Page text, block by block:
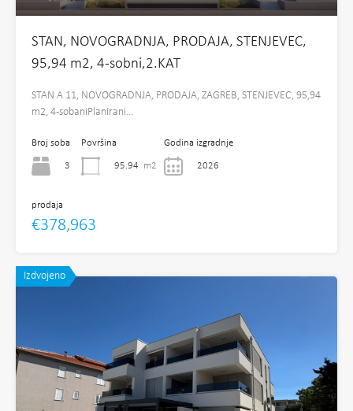
STAN, NOVOGRADNJA, PRODAJA, STENJEVEC,
95,94 m2, 4-sobni,2.KAT
STAN A 11, NOVOGRADNJA, PRODAJA, ZAGREB, STENJEVEC, 95,94
m2, 4-sobaniPlanirani…
Broj soba
3
Površina
95.94 m2
Godina izgradnje
2026
prodaja
€378,963
Izdvojeno